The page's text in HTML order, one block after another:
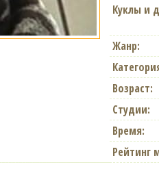
Куклы и
Жанр:
Возраст:
Студии:
Время:
Рейтинг